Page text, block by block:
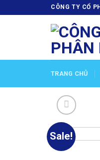
to
CÔNG TY CỔ
TRANG CHỦ
Sale!